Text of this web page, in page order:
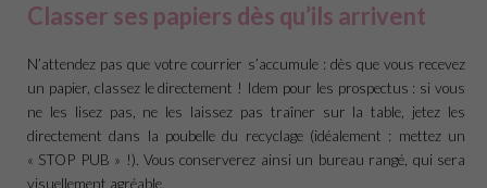
Classer ses papiers dès qu’ils arrivent
N’attendez pas que votre courrier s’accumule : dès que vous recevez
un papier, classez le directement ! Idem pour les prospectus : si vous
ne les lisez pas, ne les laissez pas traîner sur la table, jetez les
directement dans la poubelle du recyclage (idéalement : mettez un
« STOP PUB » !). Vous conserverez ainsi un bureau rangé, qui sera
visuellement agréable.